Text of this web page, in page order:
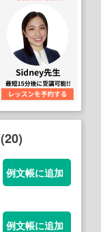
例文帳に追加
例文帳に追加